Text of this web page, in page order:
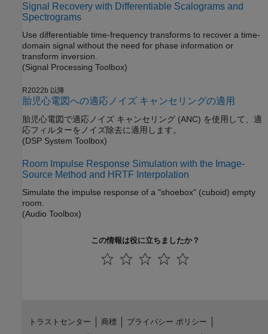
Signal Recovery with Differentiable Scalograms and
Spectrograms
Use differentiable time-frequency transforms to recover a time-
domain signal without the need for phase information or
transform inversion.
(Signal Processing Toolbox)
R2022b 以降
胎児心電図への適応ノイズ キャンセリングの適用
胎児心電図で適応ノイズ キャンセリング (ANC) を使用して、適
応フィルターをノイズ除去に適用します。
(DSP System Toolbox)
Room Impulse Response Simulation with the Image-
Source Method and HRTF Interpolation
Simulate the impulse response of a "shoebox" (cuboid) empty
room.
(Audio Toolbox)
この情報は役に立ちましたか？
トラストセンター 商標
プライバシー ポリシー